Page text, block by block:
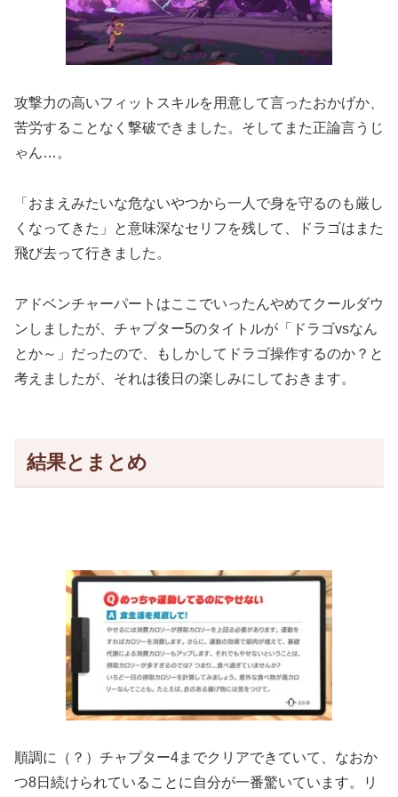
攻撃力の高いフィットスキルを用意して言ったおかげか、
苦労することなく撃破できました。そしてまた正論言うじ
ゃん…。
「おまえみたいな危ないやつから一人で身を守るのも厳し
くなってきた」と意味深なセリフを残して、ドラゴはまた
飛び去って行きました。
アドベンチャーパートはここでいったんやめてクールダウ
ンしましたが、チャプター5のタイトルが「ドラゴvsなん
とか～」だったので、もしかしてドラゴ操作するのか？と
考えましたが、それは後日の楽しみにしておきます。
結果とまとめ
順調に（？）チャプター4までクリアできていて、なおか
つ8日続けられていることに自分が一番驚いています。リ